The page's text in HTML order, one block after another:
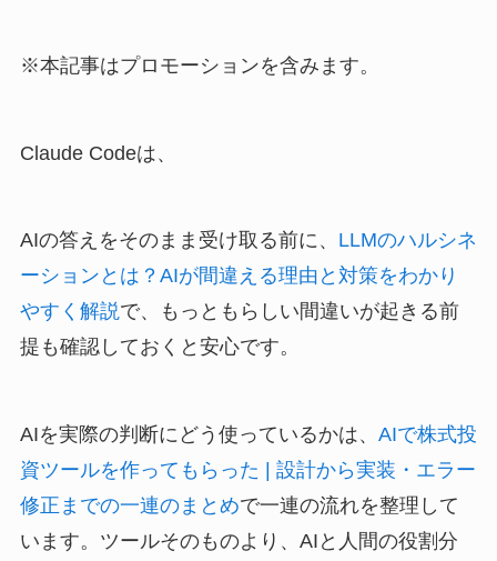
※本記事はプロモーションを含みます。
Claude Codeは、
AIの答えをそのまま受け取る前に、 LLMのハルシネ
ーションとは？AIが間違える理由と対策をわかり
やすく解説で、もっともらしい間違いが起きる前
提も確認しておくと安心です。
AIを実際の判断にどう使っているかは、 AIで株式投
資ツールを作ってもらった | 設計から実装・エラー
修正までの一連のまとめで一連の流れを整理して
います。ツールそのものより、AIと人間の役割分